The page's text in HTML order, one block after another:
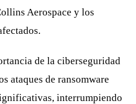
Aerospace y los
de la ciberseguridad
ataques de ransomware
interrumpiendo